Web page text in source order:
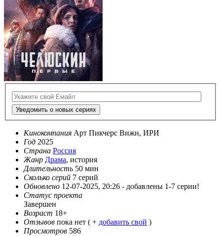
Уведомить о новых сериях
Кинокомпания Арт Пикчерс Вижн, ИРИ
Год 2025
Страна Россия
Жанр Драма, история
Длительность 50 мин
Сколько серий 7 серий
Обновлено 12-07-2025, 20:26 - добавлены 1-7 серии!
Статус проекта
Завершен
Возраст 18+
Отзывов пока нет ( + добавить свой )
Просмотров 586